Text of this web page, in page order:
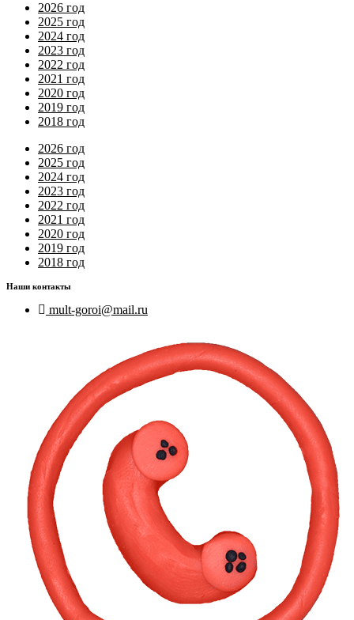
2026 год
2025 год
2024 год
2023 год
2022 год
2021 год
2020 год
2019 год
2018 год
2026 год
2025 год
2024 год
2023 год
2022 год
2021 год
2020 год
2019 год
2018 год
Наши контакты
mult-goroi@mail.ru